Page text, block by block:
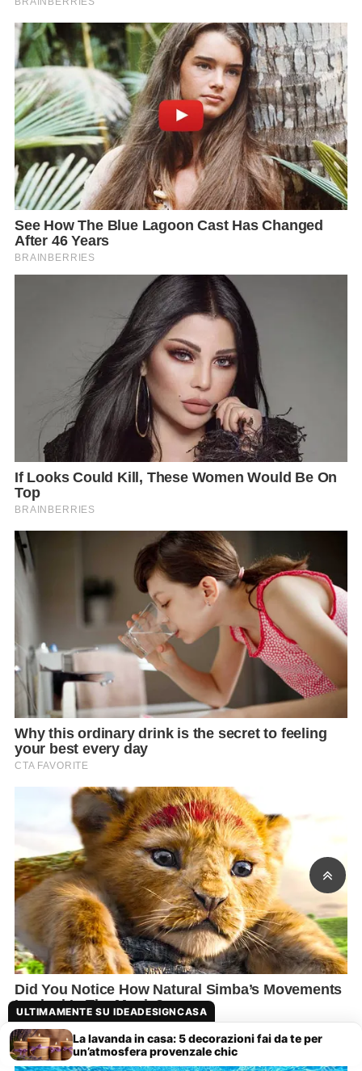
ULTIMAMENTE SU IDEADESIGNCASA
La lavanda in casa: 5 decorazioni fai da te per
un’atmosfera provenzale chic